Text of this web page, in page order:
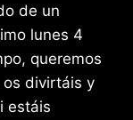
de un
lunes 4
queremos
divirtáis y
estáis